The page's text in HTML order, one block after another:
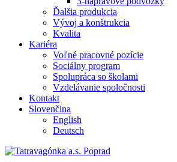
Ďalšia produkcia
Vývoj a konštrukcia
Kvalita
Kariéra
Voľné pracovné pozície
Sociálny program
Spolupráca so školami
Vzdelávanie spoločnosti
Kontakt
Slovenčina
English
Deutsch